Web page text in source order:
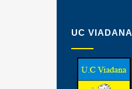
UC VIADANA